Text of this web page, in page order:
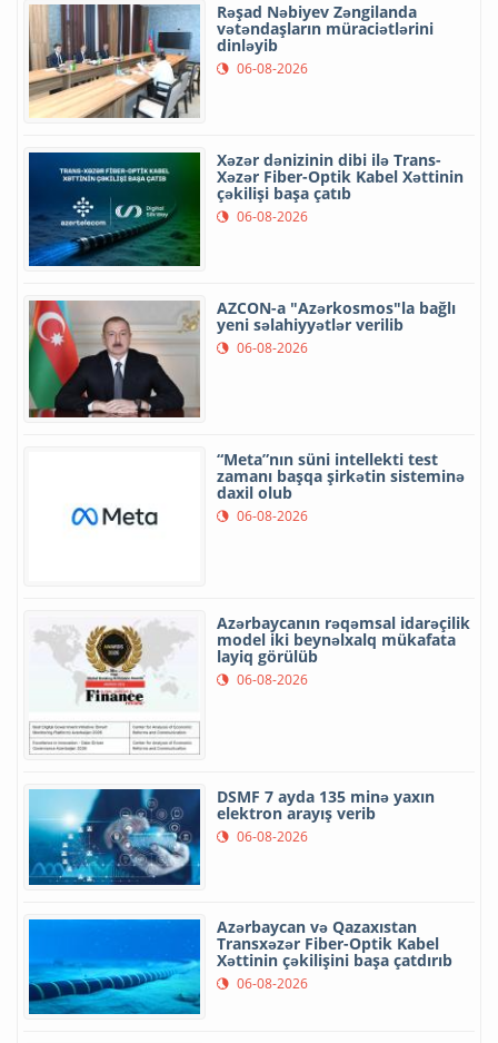
Rəşad Nəbiyev Zəngilanda
vətəndaşların müraciətlərini
dinləyib
06-08-2026
Xəzər dənizinin dibi ilə Trans-
Xəzər Fiber-Optik Kabel Xəttinin
çəkilişi başa çatıb
06-08-2026
AZCON-a "Azərkosmos"la bağlı
yeni səlahiyyətlər verilib
06-08-2026
“Meta”nın süni intellekti test
zamanı başqa şirkətin sisteminə
daxil olub
06-08-2026
Azərbaycanın rəqəmsal idarəçilik
model iki beynəlxalq mükafata
layiq görülüb
06-08-2026
DSMF 7 ayda 135 minə yaxın
elektron arayış verib
06-08-2026
Azərbaycan və Qazaxıstan
Transxəzər Fiber-Optik Kabel
Xəttinin çəkilişini başa çatdırıb
06-08-2026